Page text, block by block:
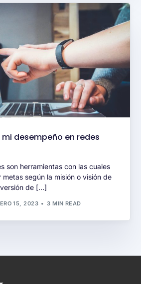
desempeño en redes
son herramientas con las cuales
según la misión o visión de
de […]
15, 2023 3 MIN READ